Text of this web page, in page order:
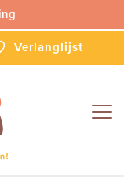
Verlanglijst